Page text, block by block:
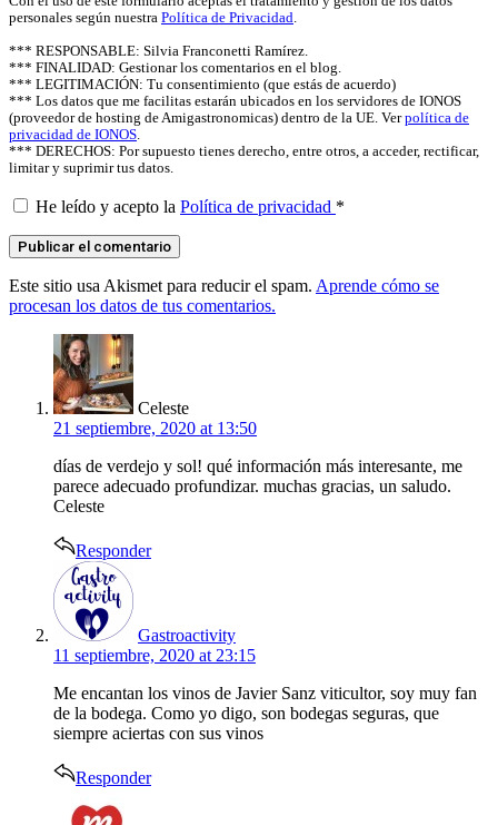
personales según nuestra Política de Privacidad
*** RESPONSABLE: Silvia Franconetti Ramírez.
*** FINALIDAD: Gestionar los comentarios en el blog.
*** LEGITIMACIÓN: Tu consentimiento (que estás de acuerdo)
*** Los datos que me facilitas estarán ubicados en los servidores de IONOS
(proveedor de hosting de Amigastronomicas) dentro de la UE. Verpolítica de
privacidad de IONOS
*** DERECHOS: Por supuesto tienes derecho, entre otros, a acceder, rectificar,
limitar y suprimir tus datos.
He leído y acepto la Política de privacidad *
Este sitio usa Akismet para reducir el spam. Aprende cómo se
procesan los datos de tus comentarios.
Celeste
21 septiembre, 2020 at 13:50
días de verdejo y sol! qué información más interesante, me
parece adecuado profundizar. muchas gracias, un saludo.
Celeste
Responder
Gastroactivity
11 septiembre, 2020 at 23:15
Me encantan los vinos de Javier Sanz viticultor, soy muy fan
de la bodega. Como yo digo, son bodegas seguras, que
siempre aciertas con sus vinos
Responder